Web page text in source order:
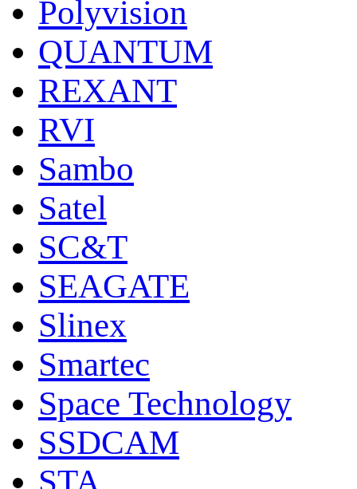
Polyvision
QUANTUM
REXANT
RVI
Sambo
Satel
SC&T
SEAGATE
Slinex
Smartec
Space Technology
SSDCAM
STA